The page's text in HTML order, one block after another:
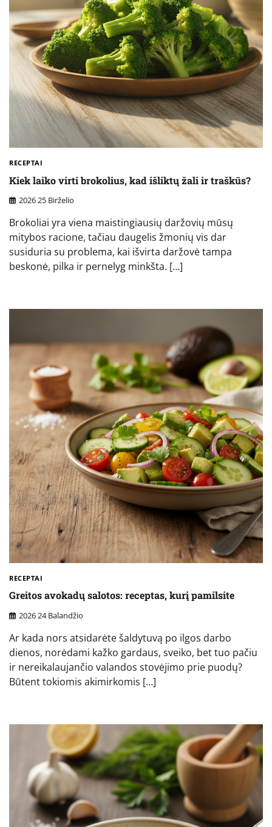
RECEPTAI
Kiek laiko virti brokolius, kad išliktų žali ir traškūs?
2026 25 Birželio
Brokoliai yra viena maistingiausių daržovių mūsų
mitybos racione, tačiau daugelis žmonių vis dar
susiduria su problema, kai išvirta daržovė tampa
beskonė, pilka ir pernelyg minkšta. […]
RECEPTAI
Greitos avokadų salotos: receptas, kurį pamilsite
2026 24 Balandžio
Ar kada nors atsidarėte šaldytuvą po ilgos darbo
dienos, norėdami kažko gardaus, sveiko, bet tuo pačiu
ir nereikalaujančio valandos stovėjimo prie puodų?
Būtent tokiomis akimirkomis […]